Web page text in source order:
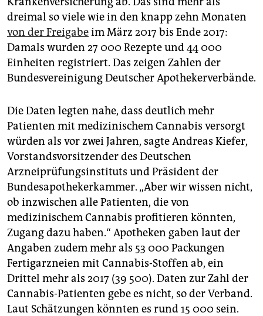
dreimal so viele wie in den knapp zehn Monaten
von der Freigabeim März 2017 bis Ende 2017:
Damals wurden 27 000 Rezepte und 44 000
Einheiten registriert. Das zeigen Zahlen der
Bundesvereinigung Deutscher Apothekerverbände.
Die Daten legten nahe, dass deutlich mehr
Patienten mit medizinischem Cannabis versorgt
würden als vor zwei Jahren, sagte Andreas Kiefer,
Vorstandsvorsitzender des Deutschen
Arzneiprüfungsinstituts und Präsident der
Bundesapothekerkammer. „Aber wir wissen nicht,
ob inzwischen alle Patienten, die von
medizinischem Cannabis profitieren könnten,
Zugang dazu haben.“ Apotheken gaben laut der
Angaben zudem mehr als 53 000 Packungen
Fertigarzneien mit Cannabis-Stoffen ab, ein
Drittel mehr als 2017 (39 500). Daten zur Zahl der
Cannabis-Patienten gebe es nicht, so der Verband.
Laut Schätzungen könnten es rund 15 000 sein.